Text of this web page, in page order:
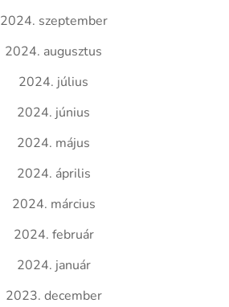
2024. szeptember
2024. augusztus
2024. július
2024. június
2024. május
2024. április
2024. március
2024. február
2024. január
2023. december